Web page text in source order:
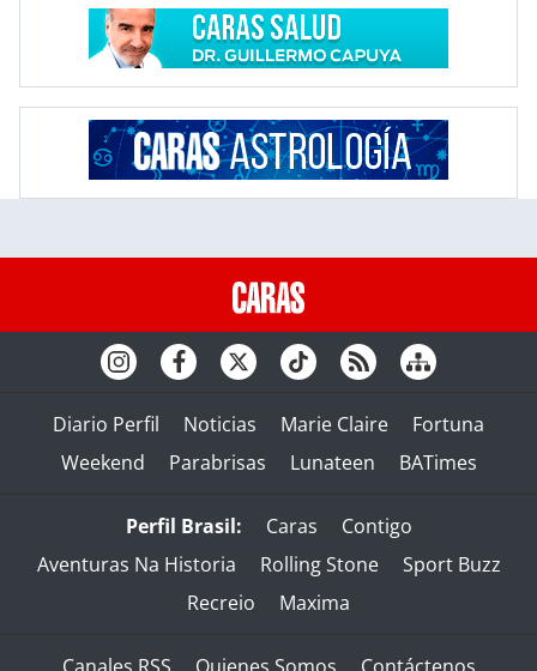
Diario Perfil Noticias Marie Claire
Fortuna
Weekend
Parabrisas Lunateen BATimes
Perfil Brasil: Caras
Contigo
Aventuras Na Historia
Rolling Stone
Sport Buzz
Recreio
Maxima